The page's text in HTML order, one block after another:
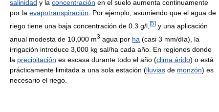
salinidad y la concentración en el suelo aumenta continuamente
por la evapotranspiración. Por ejemplo, asumiendo que el agua de
riego tiene una baja concentración de 0.3 g/l, [5] y una aplicación
anual modesta de 10,000 m3 agua por ha (casi 3 mm/día), la
irrigación introduce 3,000 kg sal/ha cada año. En regiones donde
la precipitación es escasa durante todo el año (clima árido) o está
prácticamente limitada a una sola estación (lluvias de monzón) es
necesario el riego.